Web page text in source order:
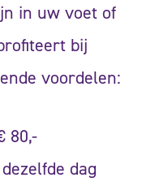
in uw voet of
bij
voordelen:
80,-
dag